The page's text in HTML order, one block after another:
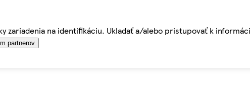
na identifikáciu. Ukladať a/alebo pristupovať k
partnerov